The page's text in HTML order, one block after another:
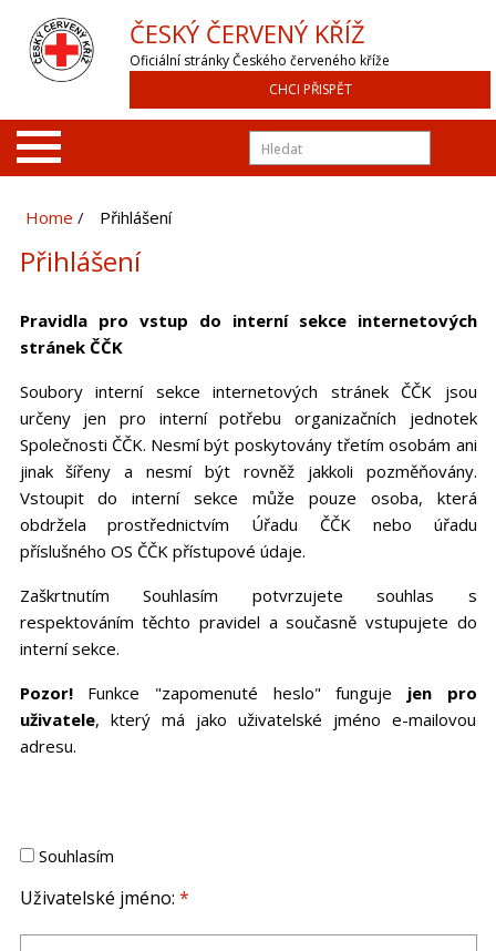
ČESKÝ ČERVENÝ KŘÍŽ
Oficiální stránky Českého červeného kříže
CHCI PŘISPĚT
Home Přihlášení
Přihlášení
Pravidla pro vstup do interní sekce internetových
stránek ČČK
Soubory interní sekce internetových stránek ČČK jsou
určeny jen pro interní potřebu organizačních jednotek
Společnosti ČČK. Nesmí být poskytovány třetím osobám ani
jinak šířeny a nesmí být rovněž jakkoli pozměňovány.
Vstoupit do interní sekce může pouze osoba, která
obdržela prostřednictvím Úřadu ČČK nebo úřadu
příslušného OS ČČK přístupové údaje.
Zaškrtnutím Souhlasím potvrzujete souhlas s
respektováním těchto pravidel a současně vstupujete do
interní sekce.
Pozor!Funkce "zapomenuté heslo" funguje jen pro
uživatele, který má jako uživatelské jméno e-mailovou
adresu.
Souhlasím
Uživatelské jméno: *